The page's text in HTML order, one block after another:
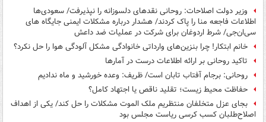
وزیر دولت اصلاحات: روحانی نقدهای دلسوزانه را نپذیرفت/ سعودی‌ها
اطلاعات فاجعه منا را پاک کردند/ هشدار درباره مشکلات ایمنی جایگاه های
سی‌ان‌جی/ شرط اردوغان برای شرکت در عملیات ضد داعش
خانم ابتکار! چرا بنزین‌های وارداتی خانوادگی مشکل آلودگی هوا را حل نکرد؟
تاکید روحانی بر ارائه اطلاعات درست در آمارها
روحانی: برجام آفتاب تابان است/ ظریف: وعده خورشید و ماه ندادیم
حفاظت محیط زیست؛ تقلید ناقص یا اجتهاد کامل؟
بجای عزل متخلفان منتظریم ملک الموت مشکلات را حل کند/ یکی از اهداف
اصلاح‌طلبان کسب کرسی ریاست مجلس بود